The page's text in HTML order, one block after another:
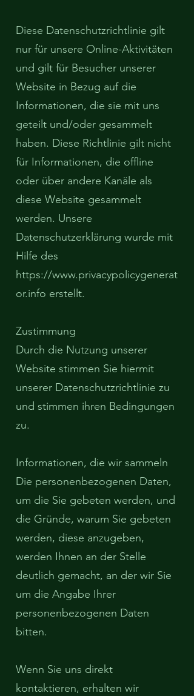
Diese Datenschutzrichtlinie gilt
nur für unsere Online-Aktivitäten
und gilt für Besucher unserer
Website in Bezug auf die
Informationen, die sie mit uns
geteilt und/oder gesammelt
haben. Diese Richtlinie gilt nicht
für Informationen, die offline
oder über andere Kanäle als
diese Website gesammelt
werden. Unsere
Datenschutzerklärung wurde mit
Hilfe des
https://www.privacypolicygenerat
or.info erstellt.
Zustimmung
Durch die Nutzung unserer
Website stimmen Sie hiermit
unserer Datenschutzrichtlinie zu
und stimmen ihren Bedingungen
zu.
Informationen, die wir sammeln
Die personenbezogenen Daten,
um die Sie gebeten werden, und
die Gründe, warum Sie gebeten
werden, diese anzugeben,
werden Ihnen an der Stelle
deutlich gemacht, an der wir Sie
um die Angabe Ihrer
personenbezogenen Daten
bitten.
Wenn Sie uns direkt
kontaktieren, erhalten wir